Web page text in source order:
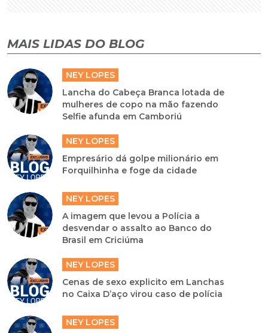
MAIS LIDAS DO BLOG
NEY LOPES
Lancha do Cabeça Branca lotada de
mulheres de copo na mão fazendo
Selfie afunda em Camboriú
NEY LOPES
Empresário dá golpe milionário em
Forquilhinha e foge da cidade
NEY LOPES
A imagem que levou a Polícia a
desvendar o assalto ao Banco do
Brasil em Criciúma
NEY LOPES
Cenas de sexo explicito em Lanchas
no Caixa D’aço virou caso de polícia
NEY LOPES